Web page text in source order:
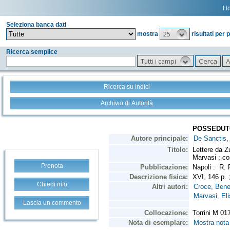
Seleziona banca dati
mostra
25 risultati per
Ricerca semplice
Tutti i campi
Ricerca su indici
Archivio di Autorità
Prenota
Chiedi info
Lascia un commento